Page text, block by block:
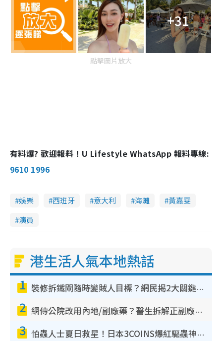
+31
點擊圖片放大
有料爆? 歡迎報料！U Lifestyle WhatsApp 報料專線:
9610 1996
娛樂 西班牙 意大利 海灘
黃嘉雯
演員
港生活人氣本地熱話
1 裝修拆鐵閘隨時變賊人目標？網民揭2大關鍵用途：裝新式等於白裝？附新舊鐵閘分別
2 網傳公院改用內地/副廠藥？醫生拆解正副廠分別 揭4類人換藥隨時出事
3 怕蟲人士夏日救星！日本3COINS爆紅驅蟲神器$45起 1招「全程免觸碰」輕鬆搞定小強